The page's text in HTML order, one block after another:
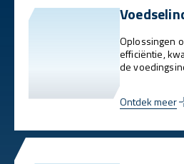
Oplossingen
efficiëntie,
de
Ontdek meer